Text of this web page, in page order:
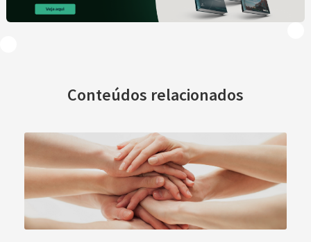
Conteúdos relacionados